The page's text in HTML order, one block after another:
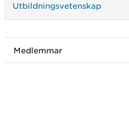
Utbildningsvetenskap
Medlemmar